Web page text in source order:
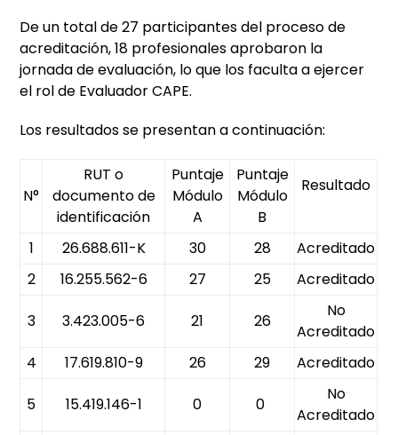
De un total de 27 participantes del proceso de
acreditación, 18 profesionales aprobaron la
jornada de evaluación, lo que los faculta a ejercer
el rol de Evaluador CAPE.
Los resultados se presentan a continuación:
N°
RUT o
documento de
identificación
Puntaje
Módulo
A
Puntaje
Módulo
B
Resultado
1 26.688.611-K 30 28
Acreditado
2
16.255.562-6 27 25 Acreditado
3 3.423.005-6 21 26
No
Acreditado
4
17.619.810-9 26 29 Acreditado
5 15.419.146-1 0 0
No
Acreditado